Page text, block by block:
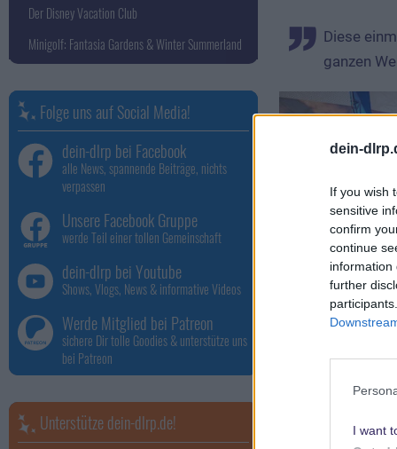
dein-
If you wish
sensitive
confirm
continue
information
further
I want
Diese einmalige Attraktion wird Basketball- und Disney-Fans aller Altersklassen aus der
ganzen
Der Disney Vacation Club
Minigolf: Fantasia Gardens & Winter Summerland
Folge uns auf Social Media!
dein-dlrp bei Facebook
alle News, spannende Beiträge, nichts
verpassen
Unsere Facebook Gruppe
werde Teil einer tollen Gemeinschaft
dein-dlrp bei Youtube
Shows, Vlogs, News & informative Videos
Werde Mitglied bei Patreon
sichere Dir tolle Goodies & unterstütze uns
bei Patreon
Unterstütze dein-dlrp.de!